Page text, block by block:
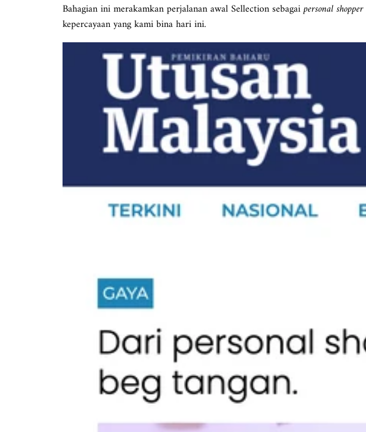
Bahagian ini merakamkan perjalanan awal Sellection sebagaipersonal shopper
kepercayaan yang kami bina hari ini.